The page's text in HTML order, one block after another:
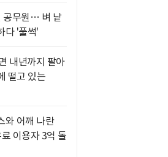
공무원… 벼 낱
다 '풀썩'
내년까지 팔아
떨고 있는
와 어깨 나란
이용자 3억 돌